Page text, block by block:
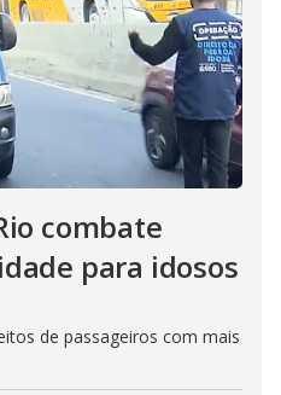
combate
para idosos
de passageiros com mais